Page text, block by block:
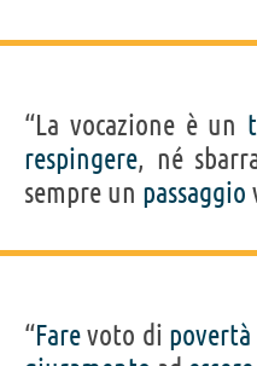
“La vocazione è un
respingere, né
sempre un passaggio
“Farevoto di povertà